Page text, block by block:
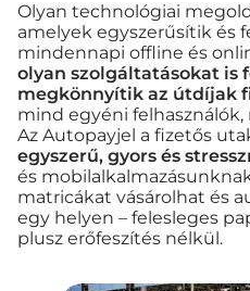
Olyan technológiai
amelyek egyszerűsítik és
mindennapi offline és
olyan szolgáltatásokat is
megkönnyítik az útdíjak
mind egyéni felhasználók,
Az Autopayjel a fizetős
egyszerű, gyors és
és
matricákat vásárolhat és
egy helyen – felesleges
plusz erőfeszítés nélkül.